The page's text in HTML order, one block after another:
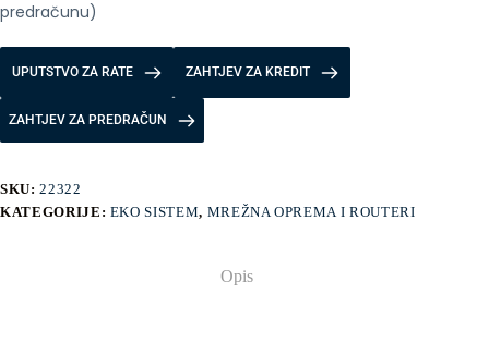
predračunu)
UPUTSTVO ZA RATE ZAHTJEV ZA KREDIT
ZAHTJEV ZA PREDRAČUN
SKU:22322
KATEGORIJE: EKO SISTEM, MREŽNA OPREMA I ROUTERI
Opis